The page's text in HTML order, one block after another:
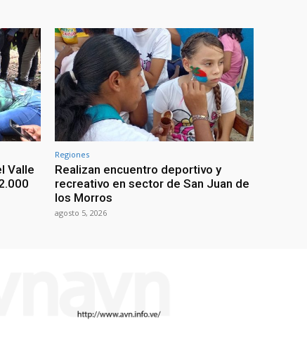
Valle
Regiones
Realizan encuentro deportivo y
recreativo en sector de San Juan de
los Morros
agosto 5, 2026